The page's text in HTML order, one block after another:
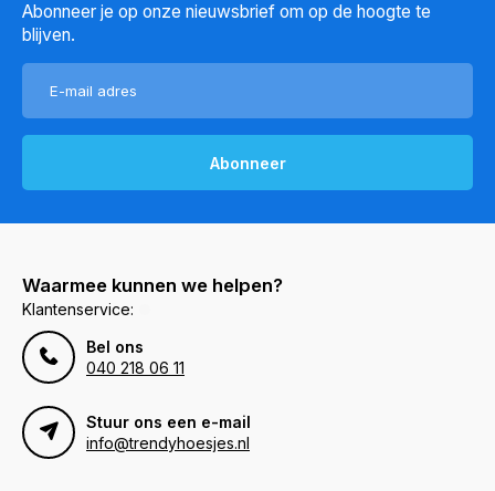
Abonneer je op onze nieuwsbrief om op de hoogte te
blijven.
Abonneer
Waarmee kunnen we helpen?
Klantenservice:
Bel ons
040 218 06 11
Stuur ons een e-mail
info@trendyhoesjes.nl